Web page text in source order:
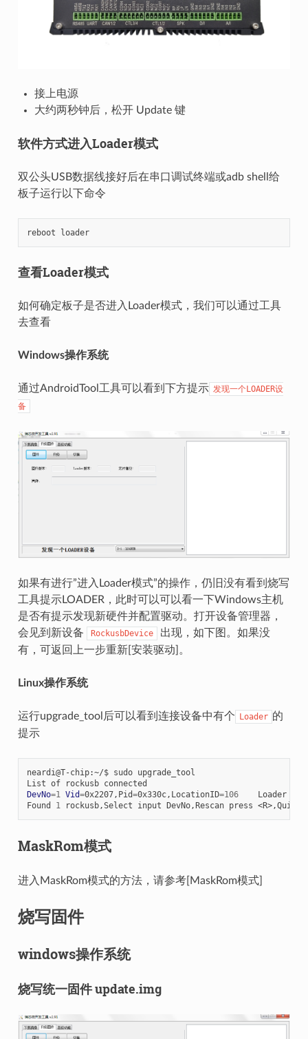
接上电源
大约两秒钟后，松开 Update 键
软件方式进入Loader模式
双公头USB数据线接好后在串口调试终端或adb shell给
板子运行以下命令
reboot loader
查看Loader模式
如何确定板子是否进入Loader模式，我们可以通过工具
去查看
Windows操作系统
通过AndroidTool工具可以看到下方提示 发现一个LOADER设
备
如果有进行”进入Loader模式”的操作，仍旧没有看到烧写
工具提示LOADER，此时可以可以看一下Windows主机
是否有提示发现新硬件并配置驱动。打开设备管理器，
会见到新设备
RockusbDevice
出现，如下图。如果没
有，可返回上一步重新[安装驱动]。
Linux操作系统
运行upgrade_tool后可以看到连接设备中有个 Loader 的
提示
neardi@T-chip:~/$ sudo upgrade_tool
DevNo=1 Vid=0x2207,Pid=0x330c,LocationID=106
    Loader
Found 1
MaskRom模式
进入MaskRom模式的方法，请参考[MaskRom模式]
烧写固件
windows操作系统
烧写统一固件 update.img